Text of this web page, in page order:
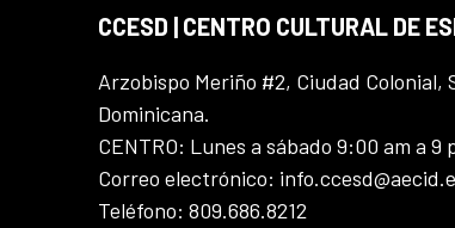
CCESD | CENTRO CULTURAL DE
Arzobispo Meriño #2, Ciudad Colonial,
Dominicana.
CENTRO: Lunes a sábado 9:00 am a
Correo electrónico:
Teléfono: 809.686.8212